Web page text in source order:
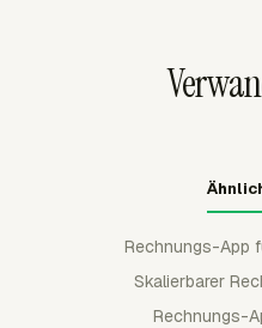
Rechnungs-App
Skalierbarer
Rechnungs-